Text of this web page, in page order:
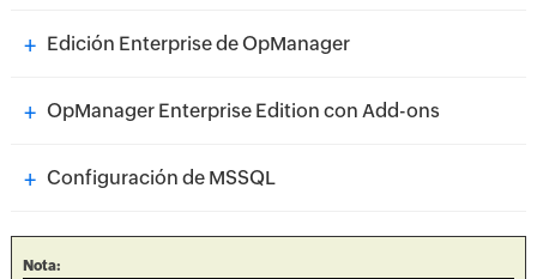
Edición Enterprise de OpManager
+
OpManager Enterprise Edition con Add-ons
+
Configuración de MSSQL
+
Nota: